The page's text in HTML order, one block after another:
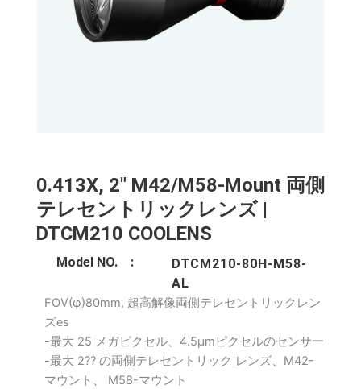
0.413X, 2" M42/M58-Mount 両側
テレセントリックレンズ |
DTCM210 COOLENS
Model NO. :
DTCM210-80H-M58-
AL
FOV(φ)80mm, 超高解像両側テレセントリックレン
ズes
-最大 25 メガピクセル、4.5μmピクセルのセンサー
-最大 2?? の両側テレセントリック レンズ、M42-
マウント、 M58-マウント